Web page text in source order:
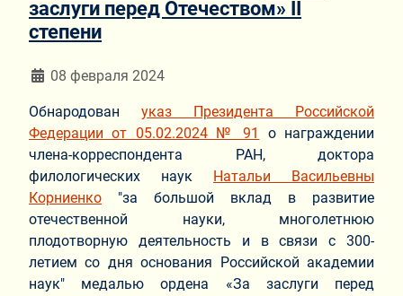
заслуги перед Отечеством» II
степени
Информация о материале
08 февраля 2024
Обнародован указ Президента Российской
Федерации от 05.02.2024 № 91
о награждении
члена-корреспондента РАН, доктора
филологических наук
Натальи Васильевны
Корниенко "за большой вклад в развитие
отечественной науки, многолетнюю
плодотворную деятельность и в связи с 300-
летием со дня основания Российской академии
наук" медалью ордена «За заслуги перед